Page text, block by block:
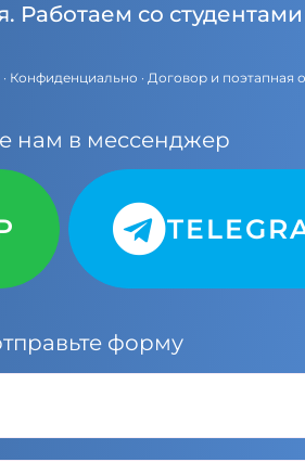
Работаем со
Конфиденциально · Договор и поэтапная
нам в мессенджер
форму